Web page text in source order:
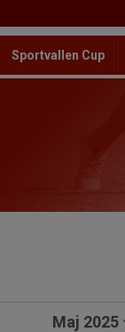
Sportvallen Cup
Maj 2025